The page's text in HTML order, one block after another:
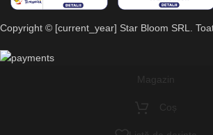
Copyright © [current_year] Star Bloom SRL.
Magazin
Coș